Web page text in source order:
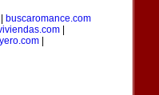
buscaromance.com
|